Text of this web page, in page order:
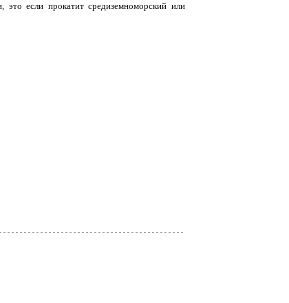
это если прокатит средиземноморский или